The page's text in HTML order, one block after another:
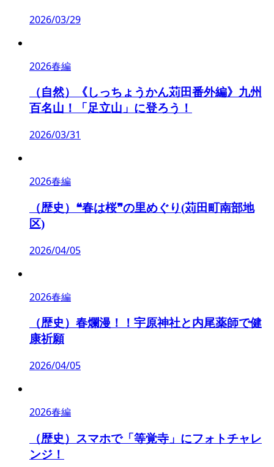
2026/03/29
2026春編
（自然）《しっちょうかん苅田番外編》九州
百名山！「足立山」に登ろう！
2026/03/31
2026春編
（歴史）❝春は桜❞の里めぐり(苅田町南部地
区)
2026/04/05
2026春編
（歴史）春爛漫！！宇原神社と内尾薬師で健
康祈願
2026/04/05
2026春編
（歴史）スマホで「等覚寺」にフォトチャレ
ンジ！